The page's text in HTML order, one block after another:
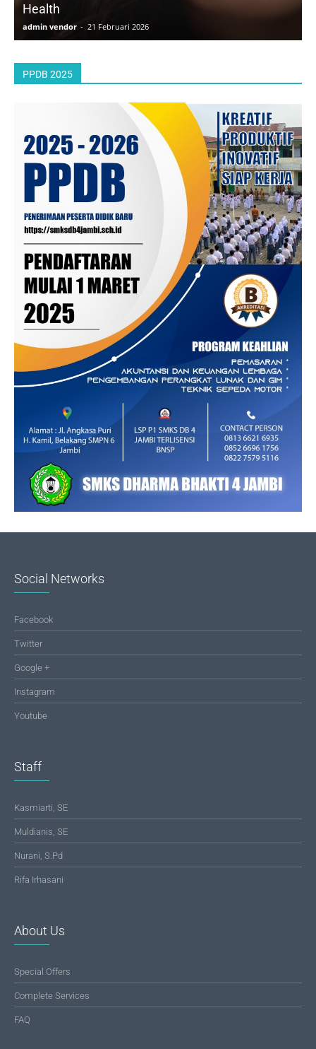
Health
admin vendor - 21 Februari 2026
PPDB 2025
Social Networks
Facebook
Twitter
Google +
Instagram
Youtube
Staff
Kasmiarti, SE
Muldianis, SE
Nurani, S.Pd
Rifa Irhasani
About Us
Special Offers
Complete Services
FAQ